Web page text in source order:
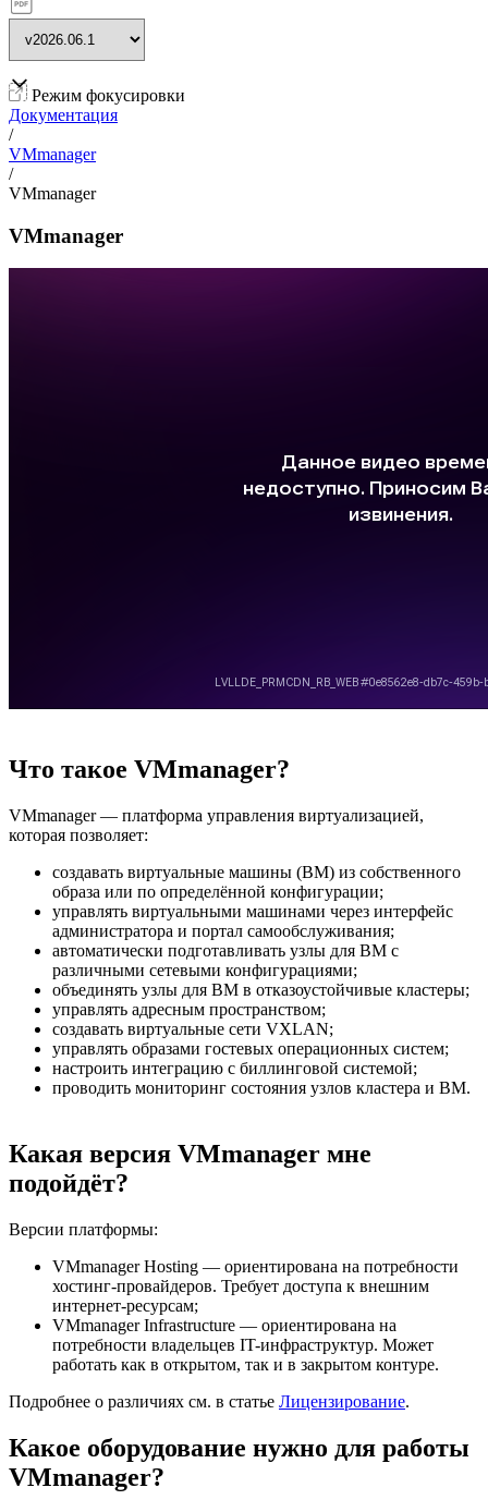
Режим фокусировки
Документация
/
VMmanager
/
VMmanager
VMmanager
Что такое VMmanager?
VMmanager — платформа управления виртуализацией,
которая позволяет:
создавать виртуальные машины (ВМ) из собственного
образа или по определённой конфигурации;
управлять виртуальными машинами через интерфейс
администратора и портал самообслуживания;
автоматически подготавливать узлы для ВМ с
различными сетевыми конфигурациями;
объединять узлы для ВМ в отказоустойчивые кластеры;
управлять адресным пространством;
создавать виртуальные сети VXLAN;
управлять образами гостевых операционных систем;
настроить интеграцию с биллинговой системой;
проводить мониторинг состояния узлов кластера и ВМ.
Какая версия VMmanager мне
подойдёт?
Версии платформы:
VMmanager Hosting — ориентирована на потребности
хостинг-провайдеров. Требует доступа к внешним
интернет-ресурсам;
VMmanager Infrastructure — ориентирована на
потребности владельцев IT-инфраструктур. Может
работать как в открытом, так и в закрытом контуре.
Подробнее о различиях см. в статье Лицензирование.
Какое оборудование нужно для работы
VMmanager?